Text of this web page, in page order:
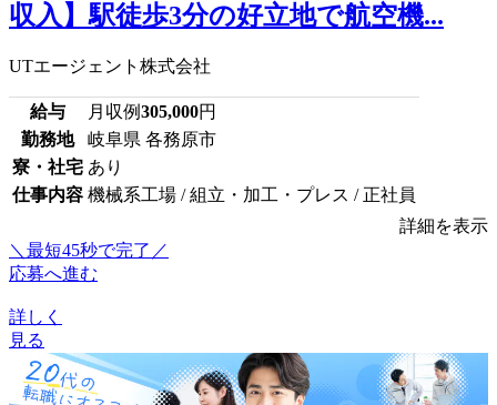
収入】駅徒歩3分の好立地で航空機...
UTエージェント株式会社
給与 月収例305,000円
勤務地
岐阜県 各務原市
寮・社宅 あり
仕事内容 機械系工場 / 組立・加工・プレス / 正社員
詳細を表示
＼最短45秒で完了／
応募へ進む
詳しく
見る